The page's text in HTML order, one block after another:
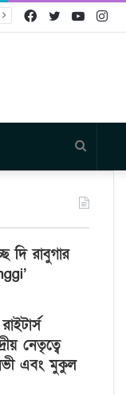
Twitter
Facebook
for
দি রাবুগার
নেতৃত্বে
এবং মুকুল